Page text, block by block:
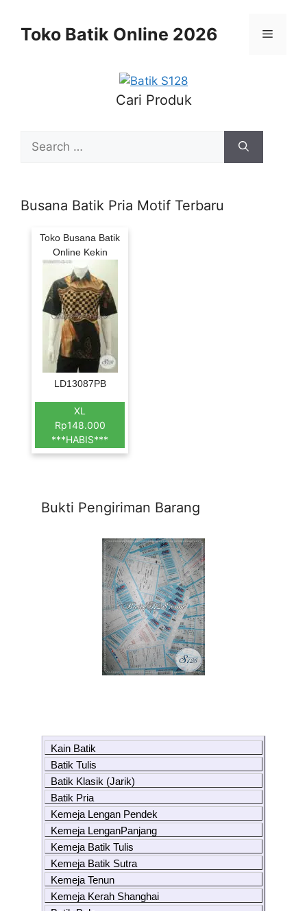
contentToko Batik Online 2026 Menu
Cari Produk
for:
Busana Batik Pria Motif Terbaru
Toko Busana Batik
Online Kekin
LD13087PB
XL
Rp148.000
***HABIS***
Bukti Pengiriman Barang
Kain Batik
Batik Tulis
Batik Klasik (Jarik)
Batik Pria
Kemeja Lengan Pendek
Kemeja LenganPanjang
Kemeja Batik Tulis
Kemeja Batik Sutra
Kemeja Tenun
Kemeja Kerah Shanghai